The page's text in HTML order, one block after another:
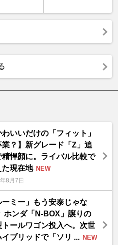
わいいだけの「フィット」
業？】新グレード「Z」追
精悍顔に。ライバル比較で
た現在地 NEW
8月7日
ーミー」もう安泰じゃな
ホンダ「N-BOX」譲りの
トールワゴン投入へ。次世
イブリッドで「ソリ ... NEW